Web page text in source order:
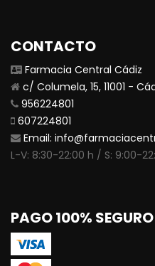
CONTACTO
Farmacia Central Cádiz
c/ Columela, 15, 11001 -
956224801
607224801
Email:
L-V: 8:30-22:00 h / S: 9:00-
PAGO 100% SEGURO